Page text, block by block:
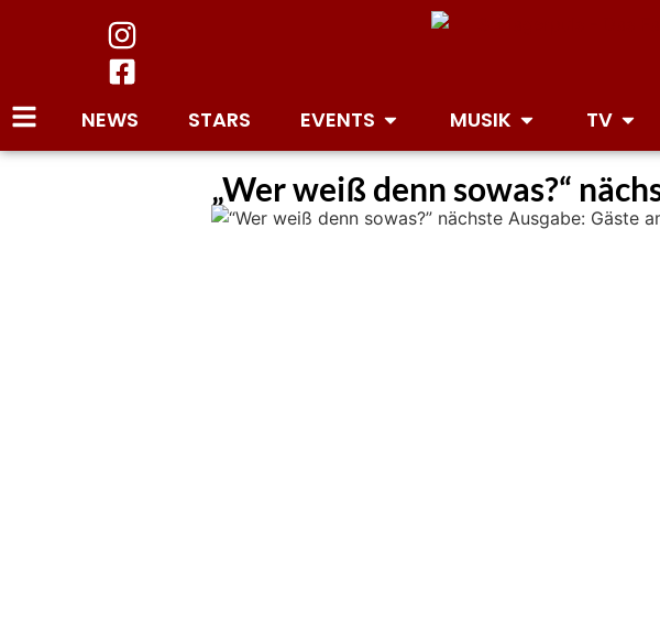
NEWS STARS EVENTS MUSIK TV
„Wer weiß denn sowas?“